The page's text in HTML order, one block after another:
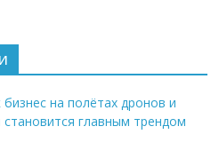
на полётах дронов и
главным трендом